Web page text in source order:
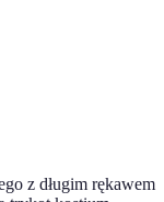
z długim rękawem